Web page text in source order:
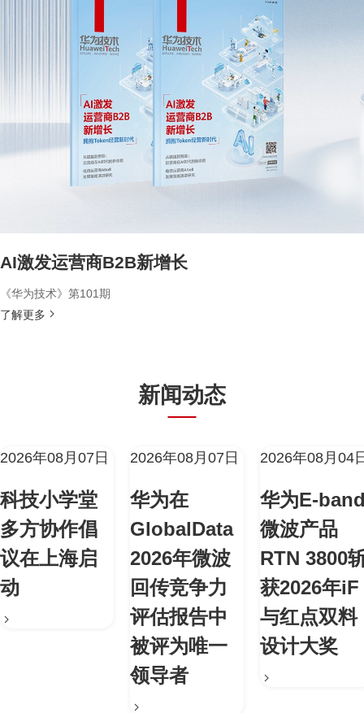
AI激发运营商B2B新增长
《华为技术》第101期
了解更多
新闻动态
2026年08月07日
科技小学堂
多方协作倡
议在上海启
动
2026年08月07日
华为在
GlobalData
2026年微波
回传竞争力
评估报告中
被评为唯一
领导者
2026年08月04
华为E-
微波产品
RTN 3800
获2026年iF
与红点双料
设计大奖